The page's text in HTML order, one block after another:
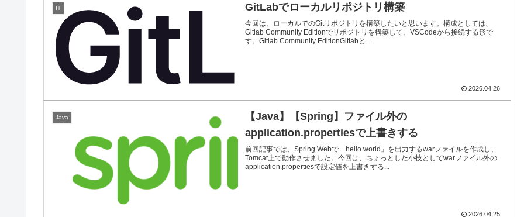
IT GitLabでローカルリポジトリ構築
今回は、ローカルでのGitリポジトリを構築したいと思います。構成としては、
Gitlab Community Editionでリポジトリを構築して、VSCodeから接続する形で
す。Gitlab Community EditionGitlabと...
2026.04.26
Java
【Java】【Spring】ファイル外の
application.propertiesで上書きする
前回記事では、Spring Webで「hello world」を出力するwarファイルを作成し、
Tomcat上で動作させました。今回は、ちょっとした小技としてwarファイル外の
application.propertiesで設定値を上書きする...
2026.04.25